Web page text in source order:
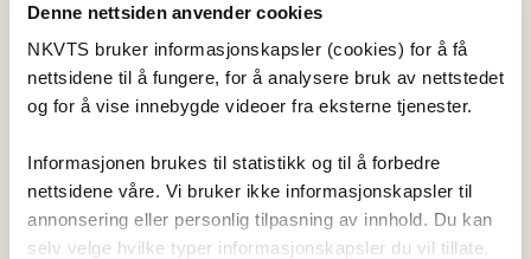
Denne nettsiden anvender cookies
NKVTS bruker informasjonskapsler (cookies) for å få
nettsidene til å fungere, for å analysere bruk av nettstedet
og for å vise innebygde videoer fra eksterne tjenester.
Informasjonen brukes til statistikk og til å forbedre
nettsidene våre. Vi bruker ikke informasjonskapsler til
annonsering eller personlig tilpasning av innhold. Du kan
selv velge hvilke typer informasjonskapsler du vil tillate.
Forsker I
Vis profil
Publisert:19. mars 2026
Sist redigert:7. august 2026